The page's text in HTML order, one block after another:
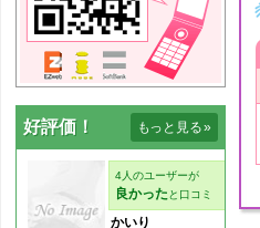
好評価！ もっと見る»